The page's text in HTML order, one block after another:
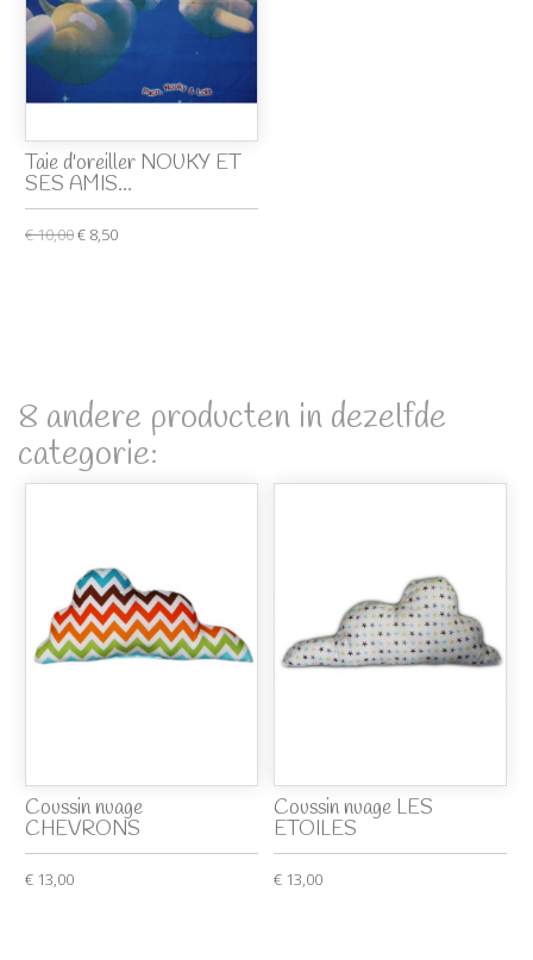
Taie d'oreiller NOUKY ET
SES AMIS...
€ 10,00€ 8,50
8 andere producten in dezelfde
categorie:
Coussin nuage
CHEVRONS
€ 13,00
Coussin nuage LES
ETOILES
€ 13,00